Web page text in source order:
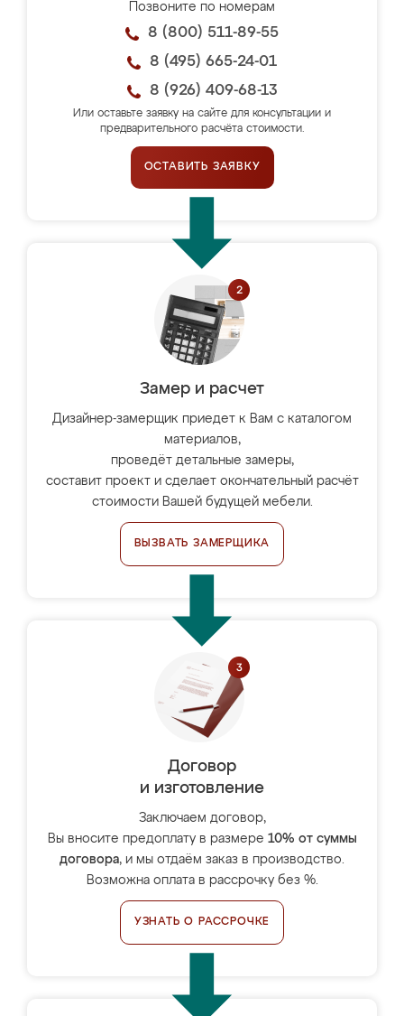
Позвоните по номерам
8 (800) 511-89-55
8 (495) 665-24-01
8 (926) 409-68-13
Или оставьте заявку на сайте для консультации и
предварительного расчёта стоимости.
ОСТАВИТЬ ЗАЯВКУ
Замер и расчет
Дизайнер-замерщик приедет к Вам с каталогом
материалов,
проведёт детальные замеры,
составит проект и сделает окончательный расчёт
стоимости Вашей будущей мебели.
ВЫЗВАТЬ ЗАМЕРЩИКА
Договор
и изготовление
Заключаем договор,
Вы вносите предоплату в размере 10% от суммы
договора, и мы отдаём заказ в производство.
Возможна оплата в рассрочку без %.
УЗНАТЬ О РАССРОЧКЕ